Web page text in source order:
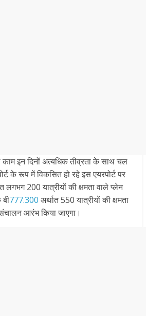
काम इन दिनों अत्यधिक तीव्रता के साथ चल
के रूप में विकसित हो रहे इस एयरपोर्ट पर
200 यात्रीयों की क्षमता वाले प्लेन
777.300 अर्थात 550 यात्रीयों की क्षमता
आरंभ किया जाएगा।